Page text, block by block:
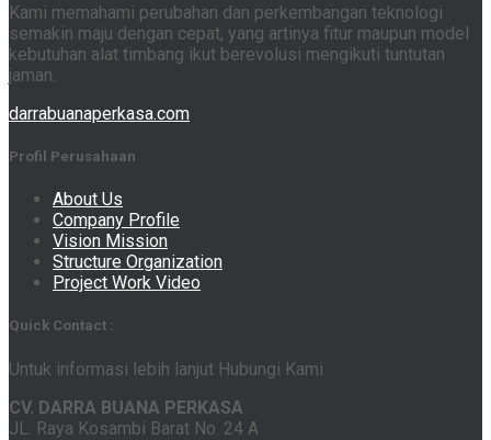
Kami memahami perubahan dan perkembangan teknologi
semakin maju dengan cepat, yang artinya fitur maupun model
kebutuhan alat timbang ikut berevolusi mengikuti tuntutan
jaman.
darrabuanaperkasa.com
Profil Perusahaan
About Us
Company Profile
Vision Mission
Structure Organization
Project Work Video
Quick Contact :
Untuk informasi lebih lanjut Hubungi Kami
CV. DARRA BUANA PERKASA
JL. Raya Kosambi Barat No. 24 A